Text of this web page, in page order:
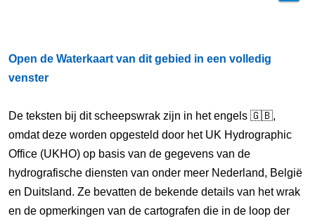
Open de Waterkaart van dit gebied in een volledig
venster
De teksten bij dit scheepswrak zijn in het engels 🇬🇧,
omdat deze worden opgesteld door het UK Hydrographic
Office (UKHO) op basis van de gegevens van de
hydrografische diensten van onder meer Nederland, België
en Duitsland. Ze bevatten de bekende details van het wrak
en de opmerkingen van de cartografen die in de loop der